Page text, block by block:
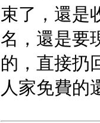
束了，還是
名，還是要
的，直接扔
人家免費的